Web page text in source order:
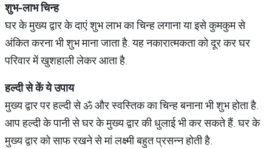
शुभ-लाभचिन्ह
घर के मुख्य द्वार के दाएं शुभ लाभ का चिन्ह लगाना या इसे कुमकुम से
अंकित करना भी शुभ माना जाता है. यह नकारात्मकता को दूर कर घर
परिवार में खुशहाली लेकर आता है.
हल्दीसेकेंयेउपाय
मुख्य द्वार पर हल्दी से ॐ और स्वस्तिक का चिन्ह बनाना भी शुभ होता है.
आप हल्दी के पानी से घर के मुख्य द्वार की धुलाई भी कर सकते हैं. घर के
मुख्य द्वार को साफ रखने से मां लक्ष्मी बहुत प्रसन्न होती है.